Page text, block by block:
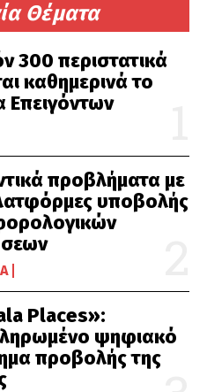
Θέματα
300 περιστατικά
καθημερινά το
Επειγόντων
προβλήματα με
υποβολής
Places»:
ψηφιακό
προβολής της